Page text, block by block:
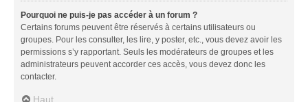
Pourquoi ne puis-je pas accéder à un forum ?
Certains forums peuvent être réservés à certains utilisateurs ou
groupes. Pour les consulter, les lire, y poster, etc., vous devez avoir les
permissions s’y rapportant. Seuls les modérateurs de groupes et les
administrateurs peuvent accorder ces accès, vous devez donc les
contacter.
Haut